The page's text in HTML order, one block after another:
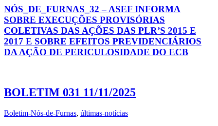
NÓS_DE_FURNAS_32 – ASEF INFORMA
SOBRE EXECUÇÕES PROVISÓRIAS
COLETIVAS DAS AÇÕES DAS PLR’S 2015 E
2017 E SOBRE EFEITOS PREVIDENCIÁRIOS
DA AÇÃO DE PERICULOSIDADE DO ECB
BOLETIM 031 11/11/2025
Boletim-Nós-de-Furnas, últimas-notícias